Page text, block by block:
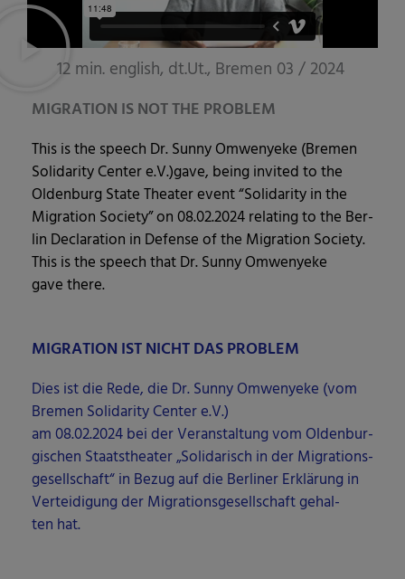
12 min. english, dt.Ut., Bremen 03 / 2024
MIGRATION IS NOT THE PROBLEM
This is the speech Dr. Sun­ny Omwe­ny­e­ke (Bre­men
Soli­da­ri­ty Cen­ter e.V.)gave, being invi­ted to the
Olden­burg Sta­te Thea­ter event “Soli­da­ri­ty in the
Migra­ti­on Socie­ty” on 08.02.2024 rela­ting to the Ber­
lin Decla­ra­ti­on in Defen­se of the Migra­ti­on Socie­ty.
This is the speech that Dr. Sun­ny Omwe­ny­e­ke
gave there.
MIGRATION IST NICHT DAS PROBLEM
Dies ist die Rede, die Dr. Sun­ny Omwe­ny­e­ke (vom
Bre­men Soli­da­ri­ty Cen­ter e.V.)
am 08.02.2024 bei der Ver­an­stal­tung vom Olden­bur­
gi­schen Staats­thea­ter „Soli­da­risch in der Migra­ti­ons­
ge­sell­schaft“ in Bezug auf die Ber­li­ner Erklä­rung in
Ver­tei­di­gung der Migra­ti­ons­ge­sell­schaft gehal­
ten hat.